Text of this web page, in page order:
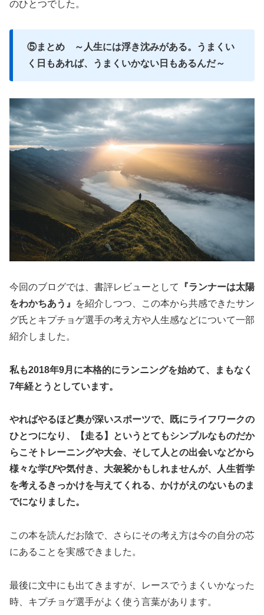
のひとつでした。
⑤まとめ ～人生には浮き沈みがある。うまくい
く日もあれば、うまくいかない日もあるんだ～
今回のブログでは、書評レビューとして
『ランナーは太陽
をわかちあう』
を紹介しつつ、この本から共感できたサン
グ氏とキプチョゲ選手の考え方や人生感などについて一部
紹介しました。
私も2018年9月に本格的にランニングを始めて、まもなく
7年経とうとしています。
やればやるほど奥が深いスポーツで、既にライフワークの
ひとつになり、【走る】というとてもシンプルなものだか
らこそトレーニングや大会、そして人との出会いなどから
様々な学びや気付き、大袈裟かもしれませんが、人生哲学
を考えるきっかけを与えてくれる、かけがえのないものま
でになりました。
この本を読んだお陰で、さらにその考え方は今の自分の芯
にあることを実感できました。
最後に文中にも出てきますが、レースでうまくいかなった
時、キプチョゲ選手がよく使う言葉があります。